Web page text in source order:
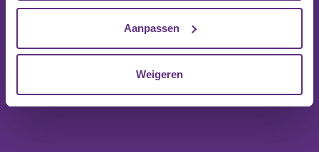
Aanpassen
Weigeren